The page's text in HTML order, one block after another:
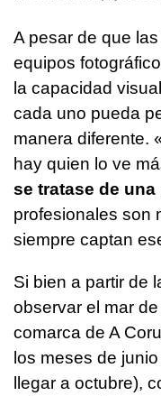
A pesar de que
equipos
la capacidad
cada uno pueda
manera diferente.
hay quien lo ve
se tratase de
profesionales son
siempre captan
Si bien a partir de
observar el mar
comarca de A
los meses de
llegar a octubre),